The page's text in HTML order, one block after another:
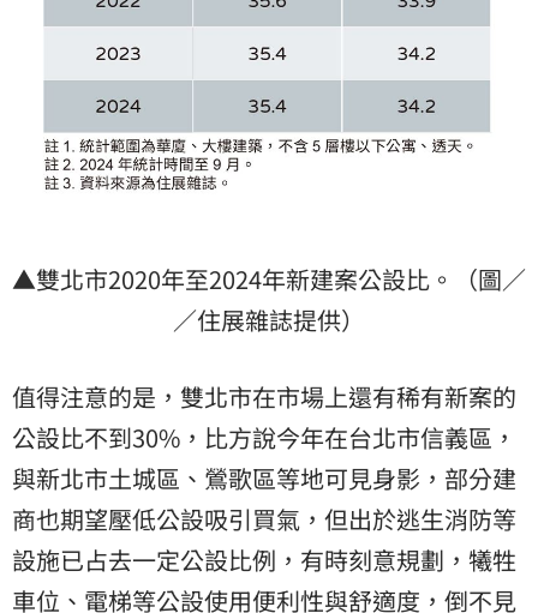
▲雙北市2020年至2024年新建案公設比。（圖／
／住展雜誌提供）
值得注意的是，雙北市在市場上還有稀有新案的
公設比不到30%，比方說今年在台北市信義區，
與新北市土城區、鶯歌區等地可見身影，部分建
商也期望壓低公設吸引買氣，但出於逃生消防等
設施已占去一定公設比例，有時刻意規劃，犧牲
車位、電梯等公設使用便利性與舒適度，倒不見